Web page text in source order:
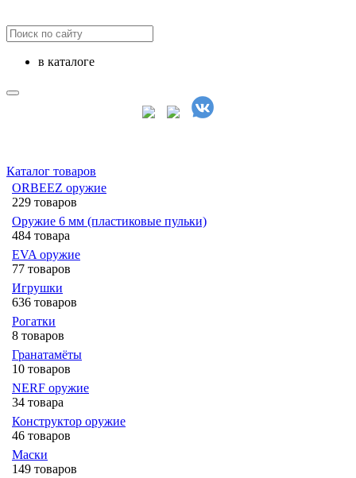
в каталоге
Каталог товаров
ORBEEZ оружие
229 товаров
Оружие 6 мм (пластиковые пульки)
484 товара
EVA оружие
77 товаров
Игрушки
636 товаров
Рогатки
8 товаров
Гранатамёты
10 товаров
NERF оружие
34 товара
Конструктор оружие
46 товаров
Маски
149 товаров